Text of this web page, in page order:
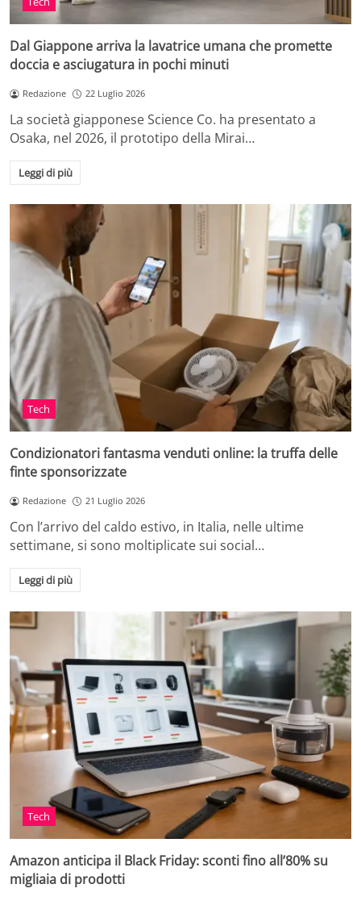
Dal Giappone arriva la lavatrice umana che promette
doccia e asciugatura in pochi minuti
Redazione 22 Luglio 2026
La società giapponese Science Co. ha presentato a
Osaka, nel 2026, il prototipo della Mirai…
Leggi di più
Tech
Condizionatori fantasma venduti online: la truffa delle
finte sponsorizzate
Redazione 21 Luglio 2026
Con l’arrivo del caldo estivo, in Italia, nelle ultime
settimane, si sono moltiplicate sui social…
Leggi di più
Tech
Amazon anticipa il Black Friday: sconti fino all’80% su
migliaia di prodotti